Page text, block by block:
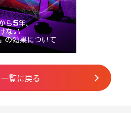
一覧に戻る